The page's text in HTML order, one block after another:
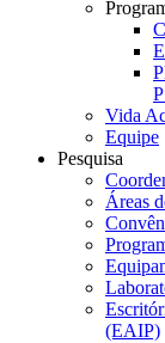
Vida
Equipe
Pesquisa
Áreas
(EAIP)